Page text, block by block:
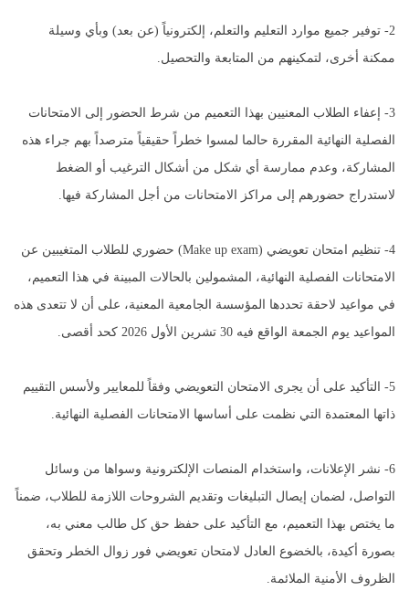
2- توفير جميع موارد التعليم والتعلم، إلكترونياً (عن بعد) وبأي وسيلة
ممكنة أخرى، لتمكينهم من المتابعة والتحصيل.
3- إعفاء الطلاب المعنيين بهذا التعميم من شرط الحضور إلى الامتحانات
الفصلية النهائية المقررة حالما لمسوا خطراً حقيقياً مترصداً بهم جراء هذه
المشاركة، وعدم ممارسة أي شكل من أشكال الترغيب أو الضغط
لاستدراج حضورهم إلى مراكز الامتحانات من أجل المشاركة فيها.
4- تنظيم امتحان تعويضي (Make up exam) حضوري للطلاب المتغيبين عن
الامتحانات الفصلية النهائية، المشمولين بالحالات المبينة في هذا التعميم،
في مواعيد لاحقة تحددها المؤسسة الجامعية المعنية، على أن لا تتعدى هذه
المواعيد يوم الجمعة الواقع فيه 30 تشرين الأول 2026 كحد أقصى.
5- التأكيد على أن يجرى الامتحان التعويضي وفقاً للمعايير ولأسس التقييم
ذاتها المعتمدة التي نظمت على أساسها الامتحانات الفصلية النهائية.
6- نشر الإعلانات، واستخدام المنصات الإلكترونية وسواها من وسائل
التواصل، لضمان إيصال التبليغات وتقديم الشروحات اللازمة للطلاب، ضمناً
ما يختص بهذا التعميم، مع التأكيد على حفظ حق كل طالب معني به،
بصورة أكيدة، بالخضوع العادل لامتحان تعويضي فور زوال الخطر وتحقق
الظروف الأمنية الملائمة.